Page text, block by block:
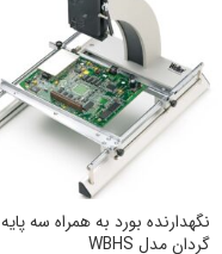
نگهدارنده بورد به همراه سه پایه
گردان مدل WBHS